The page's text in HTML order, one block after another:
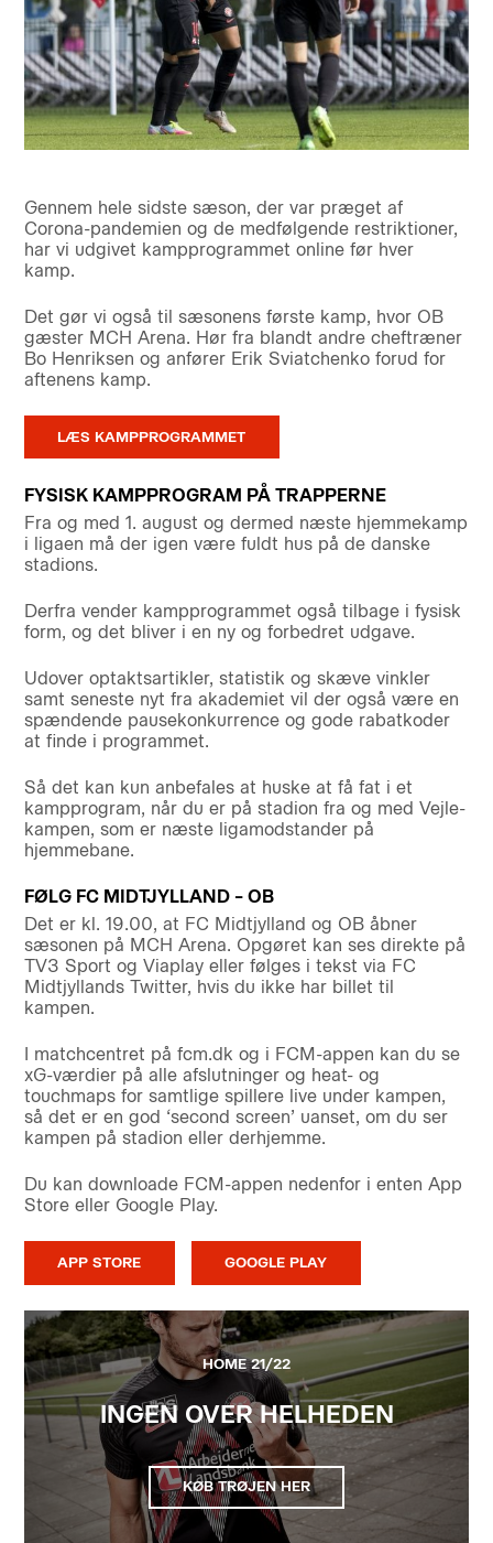
Gennem hele sidste sæson, der var præget af
Corona-pandemien og de medfølgende restriktioner,
har vi udgivet kampprogrammet online før hver
kamp.
Det gør vi også til sæsonens første kamp, hvor OB
gæster MCH Arena. Hør fra blandt andre cheftræner
Bo Henriksen og anfører Erik Sviatchenko forud for
aftenens kamp.
LÆS KAMPPROGRAMMET
FYSISK KAMPPROGRAM PÅ TRAPPERNE
Fra og med 1. august og dermed næste hjemmekamp
i ligaen må der igen være fuldt hus på de danske
stadions.
Derfra vender kampprogrammet også tilbage i fysisk
form, og det bliver i en ny og forbedret udgave.
Udover optaktsartikler, statistik og skæve vinkler
samt seneste nyt fra akademiet vil der også være en
spændende pausekonkurrence og gode rabatkoder
at finde i programmet.
Så det kan kun anbefales at huske at få fat i et
kampprogram, når du er på stadion fra og med Vejle-
kampen, som er næste ligamodstander på
hjemmebane.
FØLG FC MIDTJYLLAND – OB
Det er kl. 19.00, at FC Midtjylland og OB åbner
sæsonen på MCH Arena. Opgøret kan ses direkte på
TV3 Sport og Viaplay eller følges i tekst via FC
Midtjyllands Twitter, hvis du ikke har billet til
kampen.
I matchcentret på fcm.dk og i FCM-appen kan du se
xG-værdier på alle afslutninger og heat- og
touchmaps for samtlige spillere live under kampen,
så det er en god ‘second screen’ uanset, om du ser
kampen på stadion eller derhjemme.
Du kan downloade FCM-appen nedenfor i enten App
Store eller Google Play.
APP STORE GOOGLE PLAY
HOME 21/22
INGEN OVER HELHEDEN
KØB TRØJEN HER